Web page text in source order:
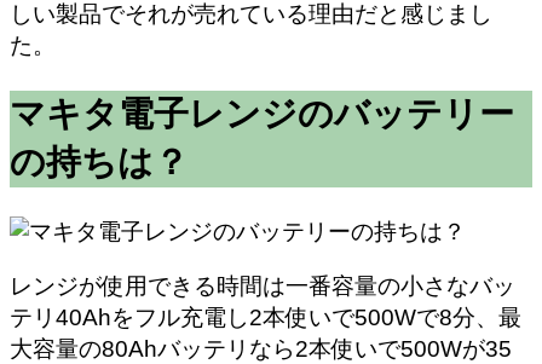
しい製品でそれが売れている理由だと感じまし
た。
マキタ電子レンジのバッテリー
の持ちは？
レンジが使用できる時間は一番容量の小さなバッ
テリ40Ahをフル充電し2本使いで500Wで8分、最
大容量の80Ahバッテリなら2本使いで500Wが35